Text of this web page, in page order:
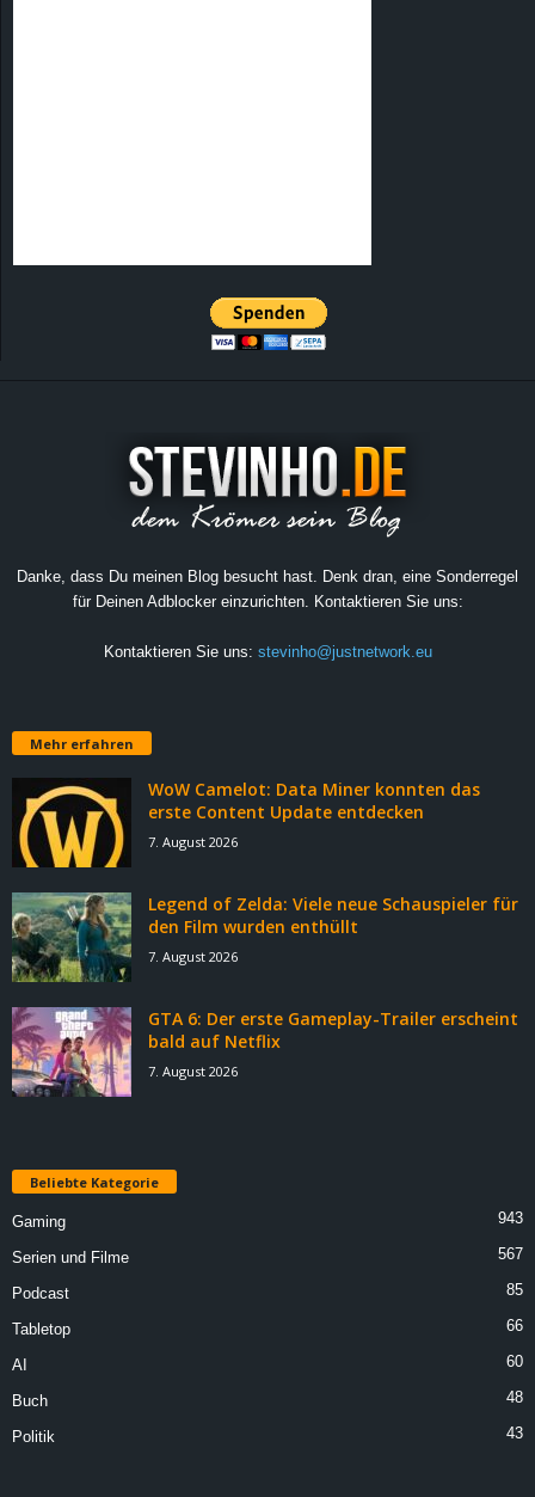
Danke, dass Du meinen Blog besucht hast. Denk dran, eine Sonderregel
für Deinen Adblocker einzurichten. Kontaktieren Sie uns:
Kontaktieren Sie uns: stevinho@justnetwork.eu
Mehr erfahren
WoW Camelot: Data Miner konnten das
erste Content Update entdecken
7. August 2026
Legend of Zelda: Viele neue Schauspieler für
den Film wurden enthüllt
7. August 2026
GTA 6: Der erste Gameplay-Trailer erscheint
bald auf Netflix
7. August 2026
Beliebte Kategorie
Gaming 943
Serien und Filme 567
Podcast 85
Tabletop 66
AI 60
Buch 48
Politik 43